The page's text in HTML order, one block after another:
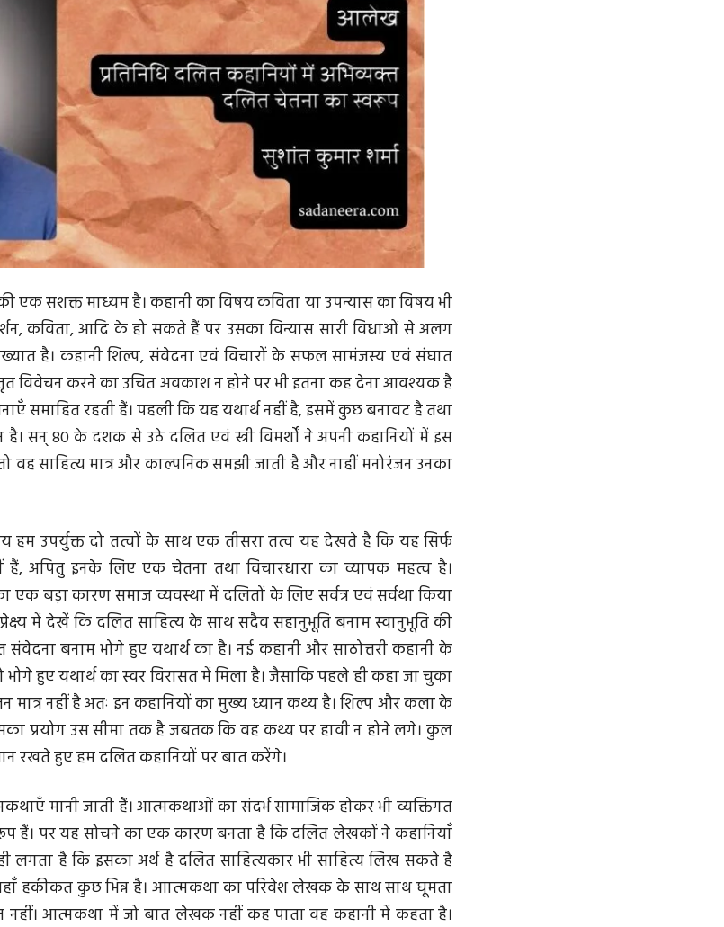
एक सशक्त माध्यम है। कहानी का विषय कविता या उपन्यास का विषय भी
कविता, आदि के हो सकते हैं पर उसका विन्यास सारी विधाओं से अलग
है। कहानी शिल्प, संवेदना एवं विचारों के सफल सामंजस्य एवं संघात
विवेचन करने का उचित अवकाश न होने पर भी इतना कह देना आवश्यक है
समाहित रहती हैं। पहली कि यह यथार्थ नहीं है, इसमें कुछ बनावट है तथा
है। सन् 80 के दशक से उठे दलित एवं स्त्री विमर्शों ने अपनी कहानियों में इस
वह साहित्य मात्र और काल्पनिक समझी जाती है और नाहीं मनोरंजन उनका
हम उपर्युक्त दो तत्वों के साथ एक तीसरा तत्व यह देखते है कि यह सिर्फ
हैं, अपितु इनके लिए एक चेतना तथा विचारधारा का व्यापक महत्व है।
एक बड़ा कारण समाज व्यवस्था में दलितों के लिए सर्वत्र एवं सर्वथा किया
में देखें कि दलित साहित्य के साथ सदैव सहानुभूति बनाम स्वानुभूति की
संवेदना बनाम भोगे हुए यथार्थ का है। नई कहानी और साठोत्तरी कहानी के
हुए यथार्थ का स्वर विरासत में मिला है। जैसाकि पहले ही कहा जा चुका
मात्र नहीं है अतः इन कहानियों का मुख्य ध्यान कथ्य है। शिल्प और कला के
प्रयोग उस सीमा तक है जबतक कि वह कथ्य पर हावी न होने लगे। कुल
रखते हुए हम दलित कहानियों पर बात करेंगे।
मानी जाती हैं। आत्मकथाओं का संदर्भ सामाजिक होकर भी व्यक्तिगत
रूप हैं। पर यह सोचने का एक कारण बनता है कि दलित लेखकों ने कहानियाँ
लगता है कि इसका अर्थ है दलित साहित्यकार भी साहित्य लिख सकते है
हकीकत कुछ भिन्न है। आात्मकथा का परिवेश लेखक के साथ साथ घूमता
नहीं। आत्मकथा में जो बात लेखक नहीं कह पाता वह कहानी में कहता है।